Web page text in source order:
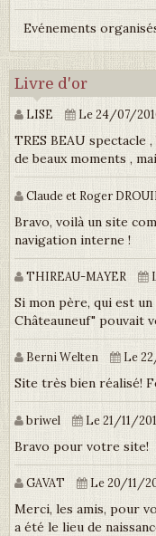
Evénements
Livre d'or
LISE Le 24/07/
TRES BEAU spectacle
de beaux moments ,
Claude et Roger
Bravo, voilà un site
navigation interne !
THIREAU-MAYER
Si mon père, qui est
Châteauneuf" pouvait
Berni Welten Le
Site très bien réalisé!
briwel Le 21/11/
Bravo pour votre site!
GAVAT Le 20/11/
Merci, les amis, pour
a été le lieu de